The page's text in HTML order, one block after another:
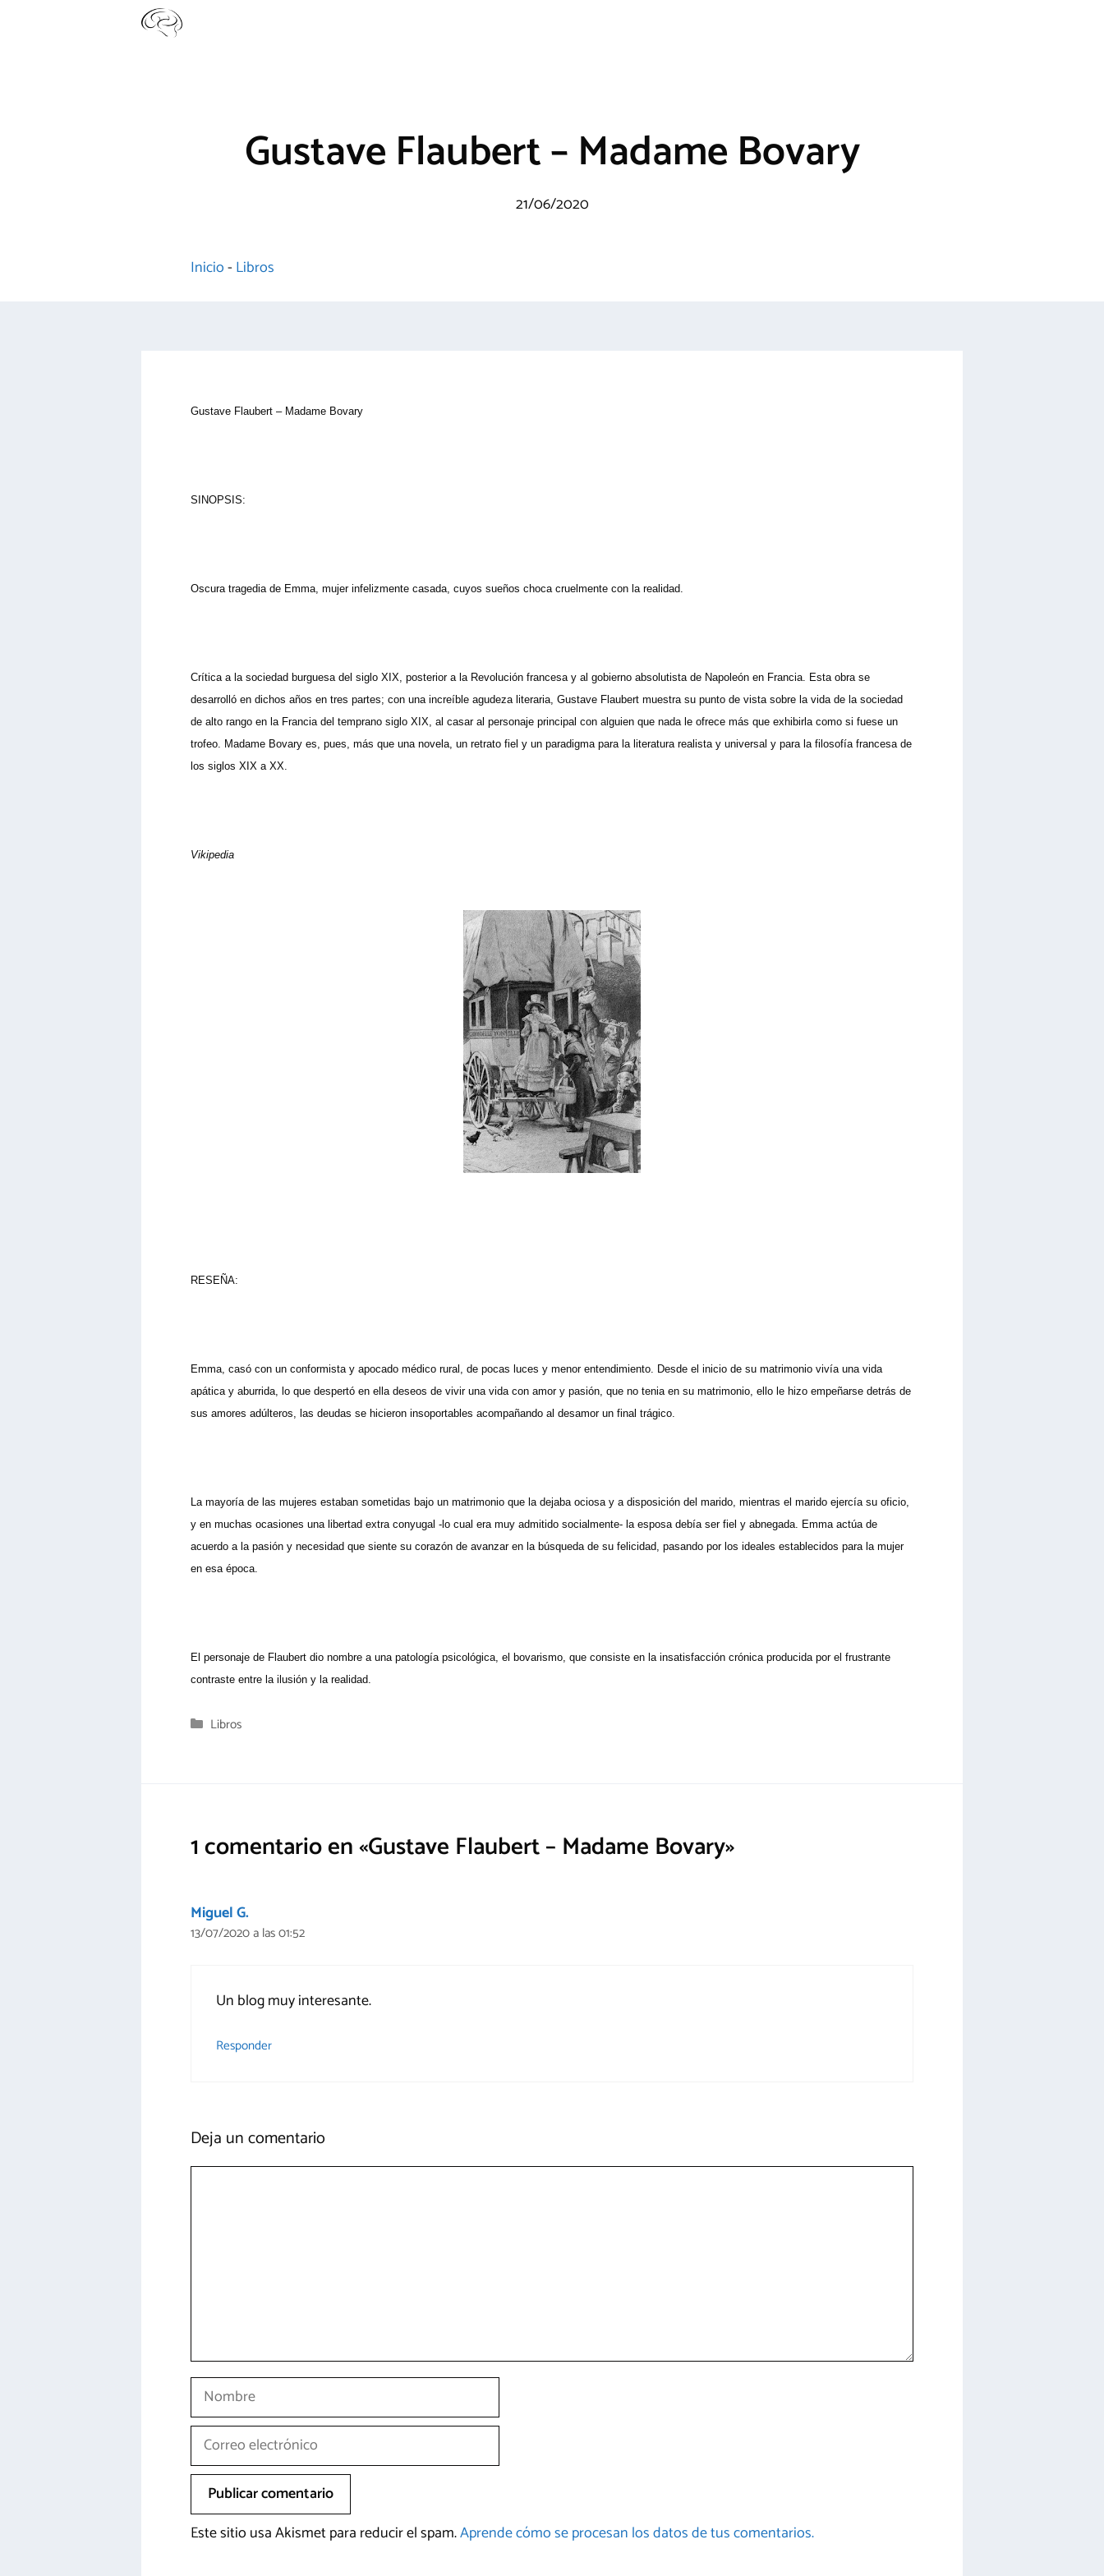
Gustave Flaubert – Madame Bovary
21/06/2020
Inicio-Libros
Gustave Flaubert – Madame Bovary
SINOPSIS:
Oscura tragedia de Emma, mujer infelizmente casada, cuyos sueños choca cruelmente con la realidad.
Crítica a la sociedad burguesa del siglo XIX, posterior a la Revolución francesa y al gobierno absolutista de Napoleón en Francia. Esta obra se
desarrolló en dichos años en tres partes; con una increíble agudeza literaria, Gustave Flaubert muestra su punto de vista sobre la vida de la sociedad
de alto rango en la Francia del temprano siglo XIX, al casar al personaje principal con alguien que nada le ofrece más que exhibirla como si fuese un
trofeo. Madame Bovary es, pues, más que una novela, un retrato fiel y un paradigma para la literatura realista y universal y para la filosofía francesa de
los siglos XIX a XX.
Vikipedia
RESEÑA:
Emma, casó con un conformista y apocado médico rural, de pocas luces y menor entendimiento. Desde el inicio de su matrimonio vivía una vida
apática y aburrida, lo que despertó en ella deseos de vivir una vida con amor y pasión, que no tenia en su matrimonio, ello le hizo empeñarse detrás de
sus amores adúlteros, las deudas se hicieron insoportables acompañando al desamor un final trágico.
La mayoría de las mujeres estaban sometidas bajo un matrimonio que la dejaba ociosa y a disposición del marido, mientras el marido ejercía su oficio,
y en muchas ocasiones una libertad extra conyugal -lo cual era muy admitido socialmente- la esposa debía ser fiel y abnegada. Emma actúa de
acuerdo a la pasión y necesidad que siente su corazón de avanzar en la búsqueda de su felicidad, pasando por los ideales establecidos para la mujer
en esa época.
El personaje de Flaubert dio nombre a una patología psicológica, el bovarismo, que consiste en la insatisfacción crónica producida por el frustrante
contraste entre la ilusión y la realidad.
Categorías
Libros
1 comentario en «Gustave Flaubert – Madame Bovary»
Miguel G.
13/07/2020 a las 01:52
Un blog muy interesante.
Responder
Deja un comentario
Nombre
Correo
electrónico
Este sitio usa Akismet para reducir el spam.Aprende cómo se procesan los datos de tus comentarios.